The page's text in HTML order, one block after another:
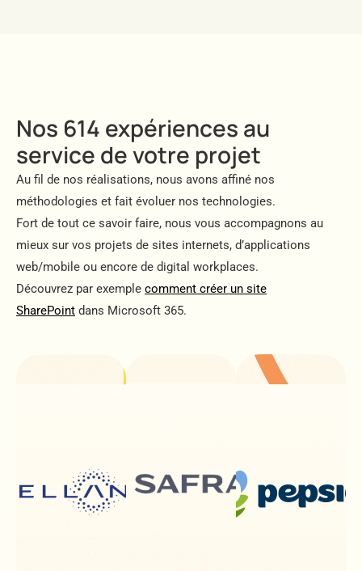
Nos 614 expériences au
service de votre projet
Au fil de nos réalisations, nous avons affiné nos
méthodologies et fait évoluer nos technologies.
Fort de tout ce savoir faire, nous vous accompagnons au
mieux sur vos projets de sites internets, d’applications
web/mobile ou encore de digital workplaces.
Découvrez par exemple comment créer un site
SharePoint dans Microsoft 365.